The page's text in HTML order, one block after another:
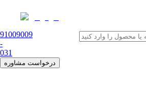
91009009
-
031
درخواست مشاوره